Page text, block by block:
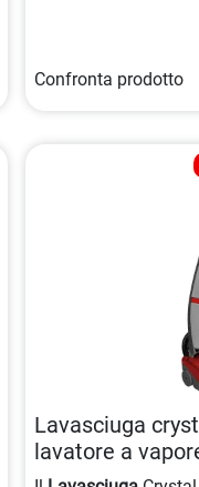
Confronta prodotto
Lavasciuga
lavatore a
8013298120123